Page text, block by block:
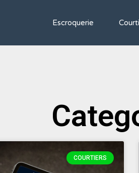
Escroquerie
COURTIERS